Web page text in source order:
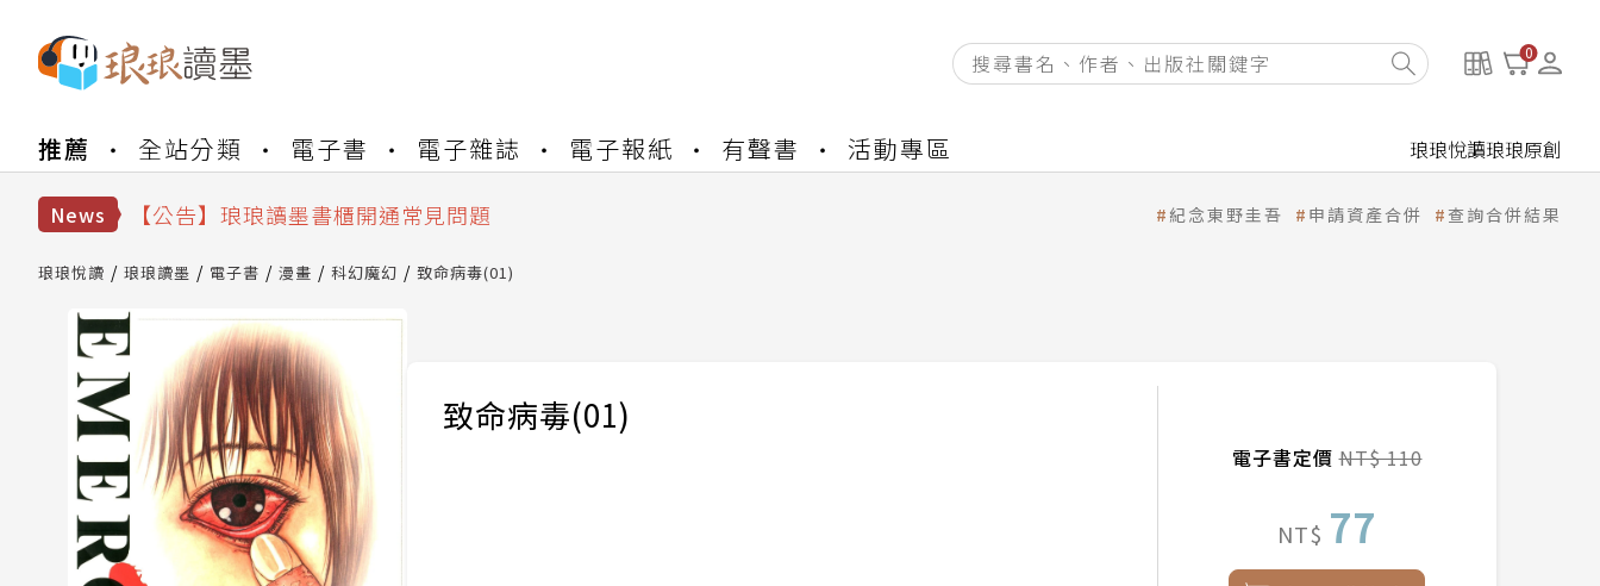
0
推薦 全站分類 電子書 電子雜誌 電子報紙 有聲書 活動專區 琅琅悅讀琅琅原創
News
【公告】琅琅讀墨數位閱讀資產合併與書櫃開通申請
【公告】琅琅讀墨 3 分鐘完成書櫃開通與資產合併申請圖文教學
【公告】琅琅讀墨數位閱讀資產合併與書櫃開通申請
紀念東野圭吾 申請資產合併 查詢合併結果
琅琅悅讀 琅琅讀墨 電子書 漫畫 科幻魔幻 致命病毒(01)
致命病毒(01)
電子書定價NT$ 110
NT$ 77